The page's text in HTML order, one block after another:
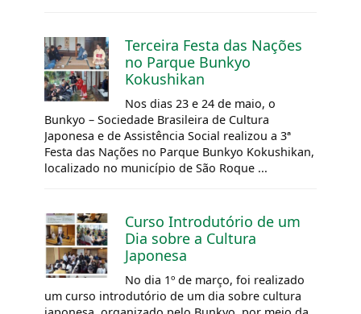
Terceira Festa das Nações
no Parque Bunkyo
Kokushikan
Nos dias 23 e 24 de maio, o
Bunkyo – Sociedade Brasileira de Cultura
Japonesa e de Assistência Social realizou a 3ª
Festa das Nações no Parque Bunkyo Kokushikan,
localizado no município de São Roque ...
Curso Introdutório de um
Dia sobre a Cultura
Japonesa
No dia 1º de março, foi realizado
um curso introdutório de um dia sobre cultura